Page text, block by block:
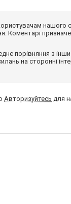
нашого
Коментарі
порівняння з
на сторонні
Авторизуйтесь для